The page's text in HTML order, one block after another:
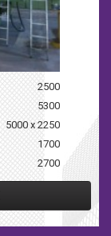
2500
5300
5000 x 2250
1700
2700